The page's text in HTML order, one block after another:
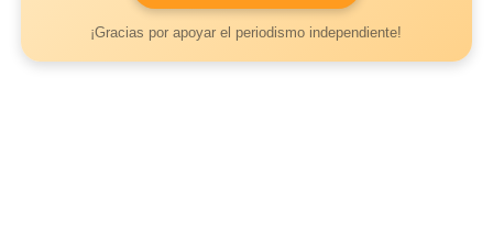
¡Gracias por apoyar el periodismo independiente!